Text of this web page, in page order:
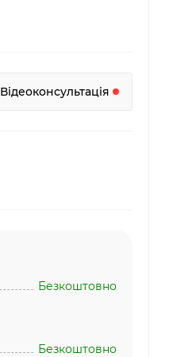
Відеоконсультація
Безкоштовно
Безкоштовно